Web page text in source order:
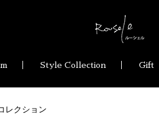
Style Collection Gift
レクション